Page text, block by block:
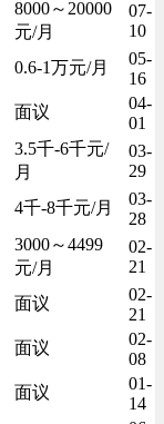
8000～20000
元/月
07-
10
0.6-1万元/月
05-
16
面议
04-
01
3.5千-6千元/
月
03-
29
4千-8千元/月
03-
28
3000～4499
元/月
02-
21
面议
02-
21
面议
02-
08
面议
01-
14